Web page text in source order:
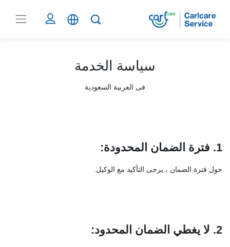
سياسة الخدمة
فى العربية السعودية
1. فترة الضمان المحدودة :
حول فترة الضمان ، يرجى التأكيد مع الوكيل.
2. لا يغطي الضمان المحدود :